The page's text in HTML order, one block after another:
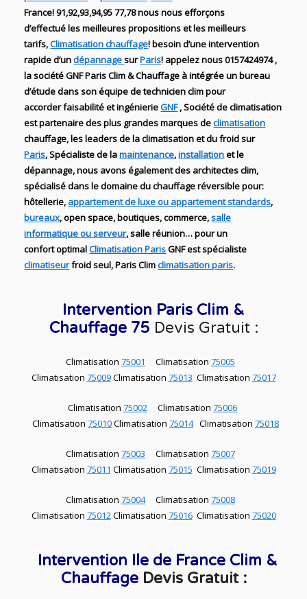
France!91,92,93,94,95 77,78 nous nous efforçons
d’effectué les meilleures propositions et les meilleurs
tarifs,Climatisation chauffage! besoin d’une intervention
rapided’undépannagesurParis! appelez nous 0157424974,
lasociétéGNFParisClim & Chauffage à intégrée un bureau
d’étude dans son équipe de technicienclimpour
accorder faisabilité et ingénierieGNF,Société de climatisation
est partenaire des plus grandes marques declimatisation
chauffage, les leadersde laclimatisation et du froid sur
Paris, Spécialiste delamaintenance,installationet le
dépannage, nous avons également des architectes clim,
spécialisé dans le domaine du chauffageréversiblepour:
hôtellerie, appartement de luxe ou appartement standards,
bureaux, open space, boutiques, commerce,salle
informatique ou serveur, salle réunion… pour un
confort optimalClimatisation ParisGNFestspécialiste
climatiseurfroid seul, Paris Climclimatisation paris.
Intervention Paris Clim &
Chauffage 75 Devis Gratuit :
Climatisation 75001 Climatisation 75005
Climatisation 75009Climatisation 75013 Climatisation 75017
Climatisation 75002 Climatisation 75006
Climatisation 75010Climatisation 75014Climatisation 75018
Climatisation 75003 Climatisation 75007
Climatisation 75011 Climatisation 75015 Climatisation 75019
Climatisation 75004Climatisation 75008
Climatisation 75012Climatisation 75016Climatisation 75020
Intervention Ile de France Clim &
Chauffage Devis Gratuit :